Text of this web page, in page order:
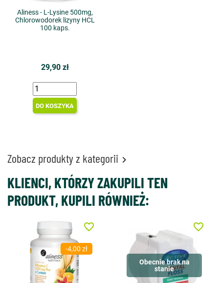
Aliness - L-Lysine 500mg,
Chlorowodorek lizyny HCL
100 kaps.
29,90 zł
DO KOSZYKA
Zobacz produkty z kategorii 
KLIENCI, KTÓRZY ZAKUPILI TEN
PRODUKT, KUPILI RÓWNIEŻ:
-4,00 zł
favorite_border
Obecnie brak na
stanie
favorite_border